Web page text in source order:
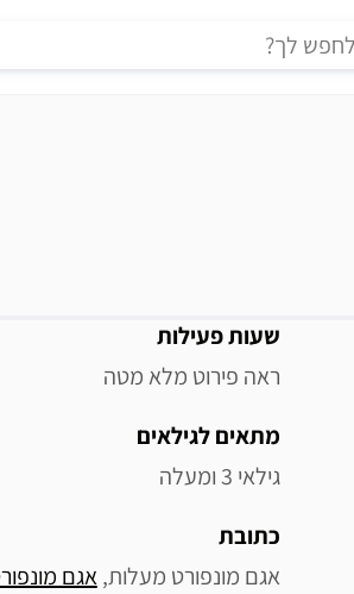
מידע נוסף
שעות פעילות
ראה פירוט מלא מטה
מתאים לגילאים
גילאי 3 ומעלה
כתובת
אגם מונפורט מעלות, אגם